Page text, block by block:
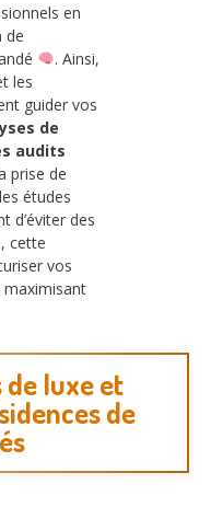
en
de
. Ainsi,
les
guider vos
de
audits
prise de
études
d’éviter des
cette
vos
luxe et
de